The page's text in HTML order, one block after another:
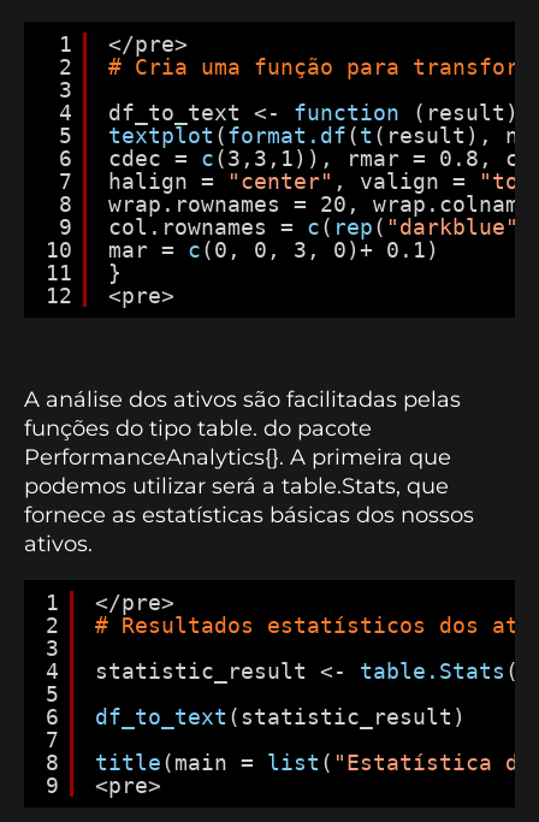
1
2
3
4
5
6
7
8
9
10
11
12
</pre>
# Cria uma função para
df_to_text <- function
(result){
textplot (format.df(t (result),
cdec = c(3,3,1)), rmar = 0.8,
halign =
"center" , valign =
wrap.rownames = 20,
col.rownames = c( rep( "darkblue"
mar = c(0, 0, 3, 0)+ 0.1)
}
<pre>
A análise dos ativos são facilitadas pelas
funções do tipo table. do pacote
PerformanceAnalytics{}. A primeira que
podemos utilizar será a table.Stats, que
fornece as estatísticas básicas dos nossos
ativos.
1
2
3
4
5
6
7
8
9
</pre>
# Resultados estatísticos dos
statistic_result <- table.Stats
df_to_text (statistic_result)
title(main = list ( "Estatística
<pre>